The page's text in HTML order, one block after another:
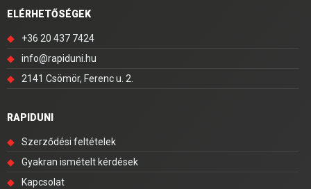
ELÉRHETŐSÉGEK
◆
+36 20 437 7424
◆
info@rapiduni.hu
◆
2141 Csömör, Ferenc u. 2.
RAPIDUNI
◆
Szerződési feltételek
◆
Gyakran ismételt kérdések
◆
Kapcsolat